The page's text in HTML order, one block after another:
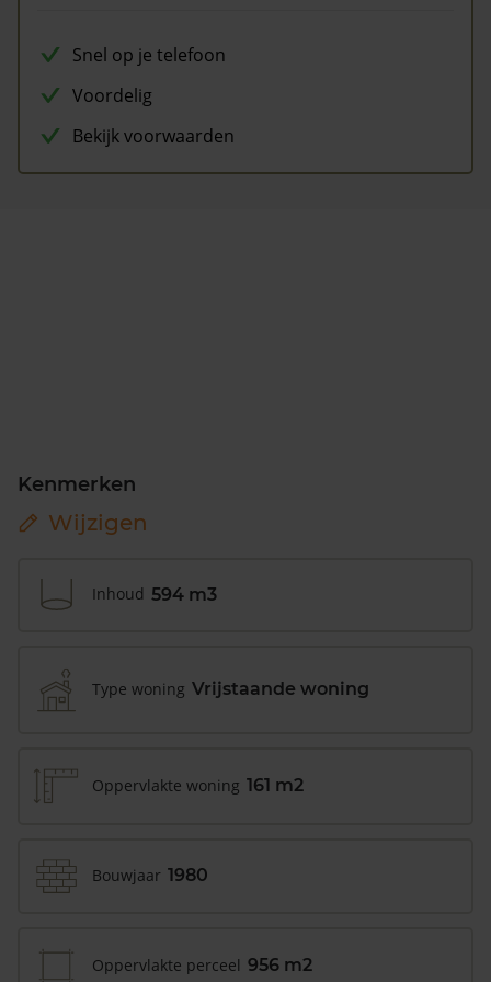
Snel op je telefoon
Voordelig
Bekijk voorwaarden
Kenmerken
Wijzigen
Inhoud 594 m3
Type woning Vrijstaande woning
Oppervlakte woning 161 m2
Bouwjaar 1980
Oppervlakte perceel 956 m2